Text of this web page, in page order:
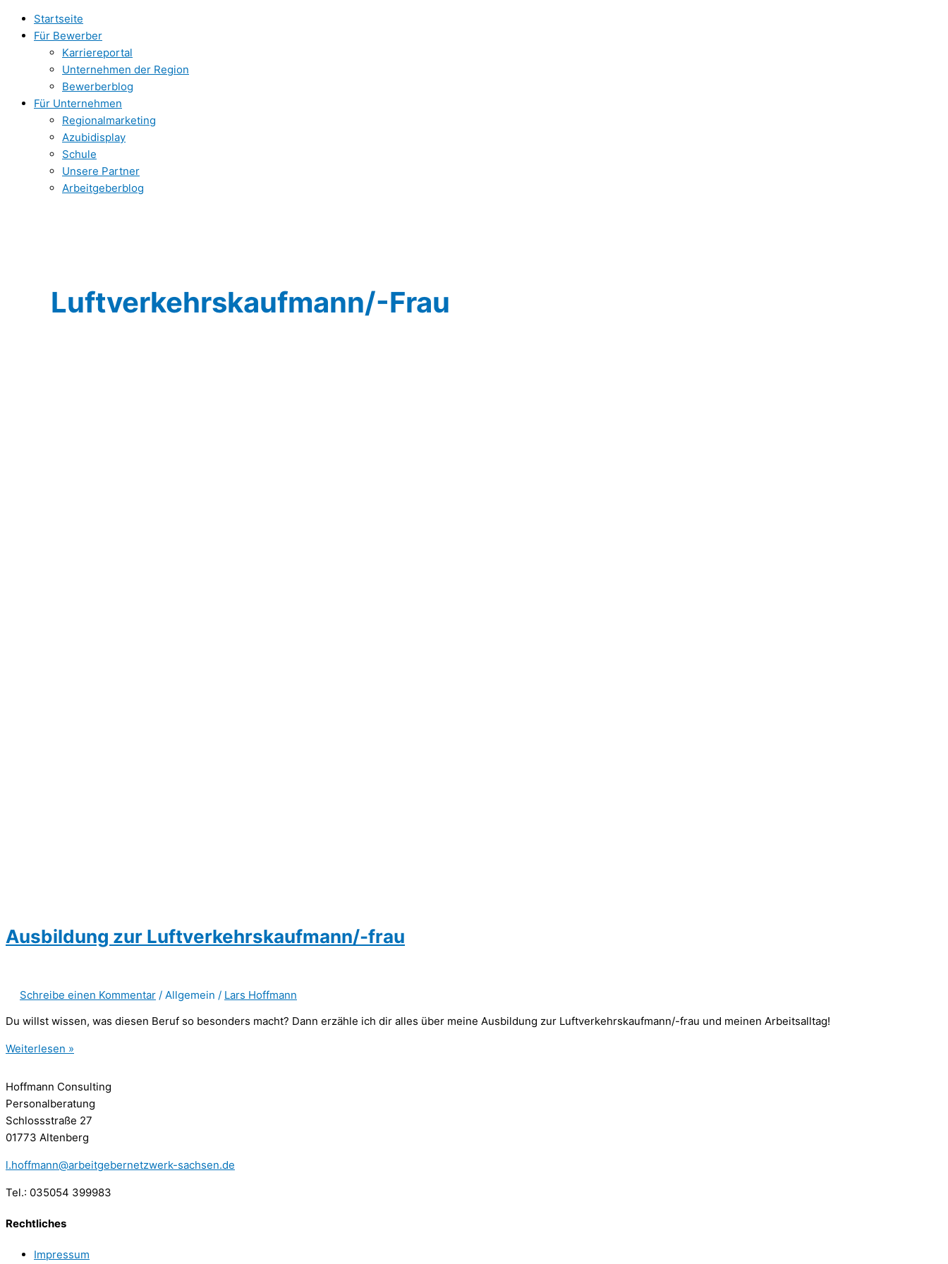
Inhalt
springen
Startseite
Für Bewerber
Karriereportal
Unternehmen der Region
Bewerberblog
Für Unternehmen
Regionalmarketing
Azubidisplay
Schule
Unsere Partner
Arbeitgeberblog
Luftverkehrskaufmann/-Frau
Ausbildung zur Luftverkehrskaufmann/-frau
Schreibe einen Kommentar / Allgemein / Lars Hoffmann
Du willst wissen, was diesen Beruf so besonders macht? Dann erzähle ich dir alles über meine Ausbildung zur Luftverkehrskaufmann/-frau und meinen Arbeitsalltag!
Luftverkehrskaufmann/-
Weiterlesen »
Hoffmann Consulting
Personalberatung
Schlossstraße 27
01773 Altenberg
l.hoffmann@arbeitgebernetzwerk-sachsen.de
Tel.: 035054 399983
Rechtliches
Impressum